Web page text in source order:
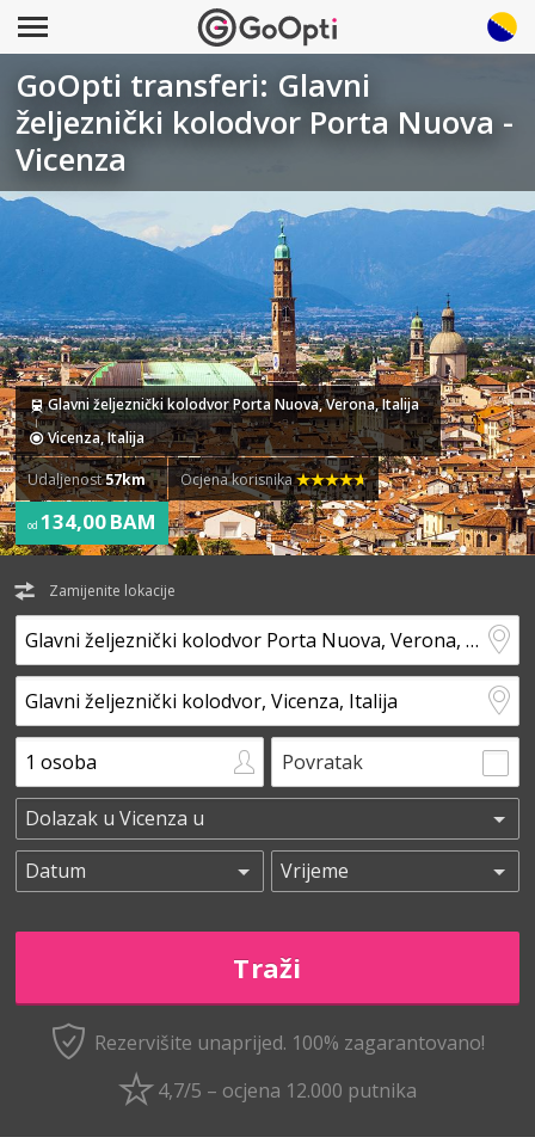
GoOpti transferi: Glavni
željeznički kolodvor Porta Nuova -
Vicenza
Glavni željeznički kolodvor Porta Nuova, Verona, Italija
Vicenza, Italija
Udaljenost57km Ocjena korisnika
od 134,00 BAM
Zamijenite lokacije
Povratak
Rezervišite unaprijed. 100% zagarantovano!
4,7/5 – ocjena 12.000 putnika